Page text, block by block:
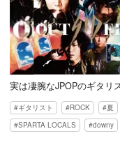
実は凄腕なJPOPのギタリ
ギタリスト ROCK 夏
SPARTA LOCALS
downy